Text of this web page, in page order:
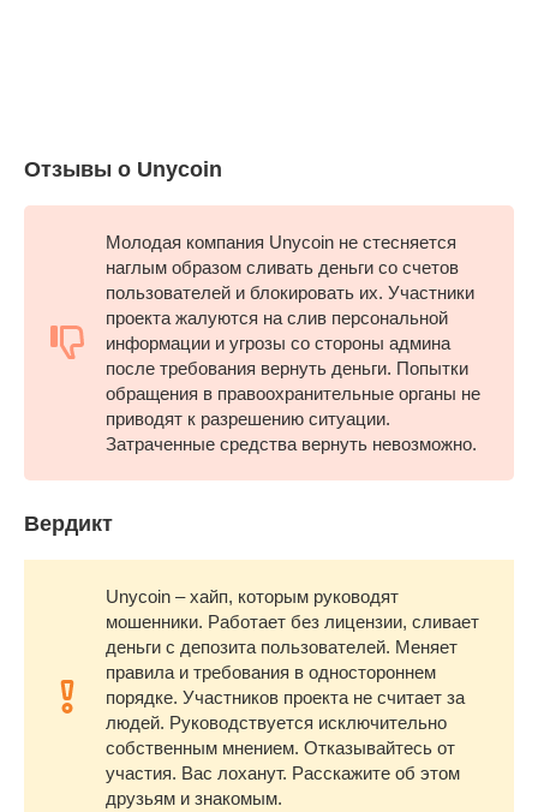
Отзывы о Unycoin
Молодая компания Unycoin не стесняется
наглым образом сливать деньги со счетов
пользователей и блокировать их. Участники
проекта жалуются на слив персональной
информации и угрозы со стороны админа
после требования вернуть деньги. Попытки
обращения в правоохранительные органы не
приводят к разрешению ситуации.
Затраченные средства вернуть невозможно.
Вердикт
Unycoin – хайп, которым руководят
мошенники. Работает без лицензии, сливает
деньги с депозита пользователей. Меняет
правила и требования в одностороннем
порядке. Участников проекта не считает за
людей. Руководствуется исключительно
собственным мнением. Отказывайтесь от
участия. Вас лоханут. Расскажите об этом
друзьям и знакомым.